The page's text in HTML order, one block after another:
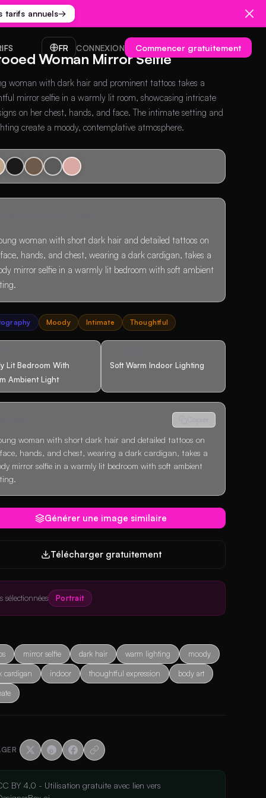
tarifs annuels→
FR CONNEXION Commencer gratuitement
Woman Mirror Selfie
woman with dark hair and prominent tattoos takes a
mirror selfie in a warmly lit room, showcasing intricate
on her chest, hands, and face. The intimate setting and
create a moody, contemplative atmosphere.
woman with short dark hair and detailed tattoos on
hands, and chest, wearing a dark cardigan, takes a
mirror selfie in a warmly lit bedroom with soft ambient
Moody Intimate Thoughtful
Lit Bedroom With
Ambient Light
Soft Warm Indoor Lighting
woman with short dark hair and detailed tattoos on
hands, and chest, wearing a dark cardigan, takes a
mirror selfie in a warmly lit bedroom with soft ambient
Générer une image similaire
Télécharger gratuitement
sélectionnées Portrait
mirror selfie dark hair warm lighting moody
cardigan indoor thoughtful expression body art
BY 4.0 - Utilisation gratuite avec lien vers